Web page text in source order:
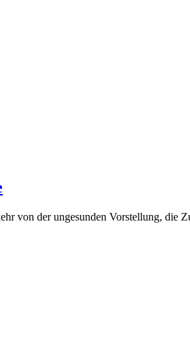
von der ungesunden Vorstellung, die